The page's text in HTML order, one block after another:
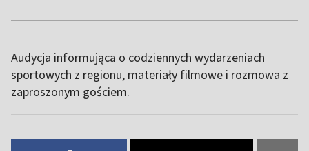
.
Audycja informująca o codziennych wydarzeniach
sportowych z regionu, materiały filmowe i rozmowa z
zaproszonym gościem.